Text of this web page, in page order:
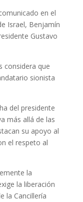
en el
Israel, Benjamín
Gustavo
considera que
sionista
del presidente
más allá de las
su apoyo al
el respeto al
la
la liberación
la Cancillería